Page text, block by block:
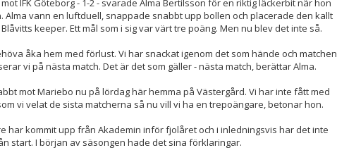
IFK Göteborg - 1-2 - svarade Alma Bertilsson för en riktig läckerbit när hon
Alma vann en luftduell, snappade snabbt upp bollen och placerade den kallt
keeper. Ett mål som i sig var värt tre poäng. Men nu blev det inte så.
åka hem med förlust. Vi har snackat igenom det som hände och matchen
vi på nästa match. Det är det som gäller - nästa match, berättar Alma.
mot Mariebo nu på lördag här hemma på Västergård. Vi har inte fått med
vi velat de sista matcherna så nu vill vi ha en trepoängare, betonar hon.
har kommit upp från Akademin inför fjolåret och i inledningsvis har det inte
start. I början av säsongen hade det sina förklaringar.